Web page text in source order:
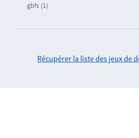
gbfs (1)
Récupérer la liste des jeux de